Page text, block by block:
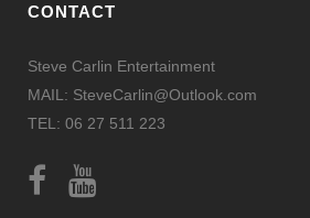
CONTACT
Steve Carlin Entertainment
MAIL: SteveCarlin@Outlook.com
TEL: 06 27 511 223